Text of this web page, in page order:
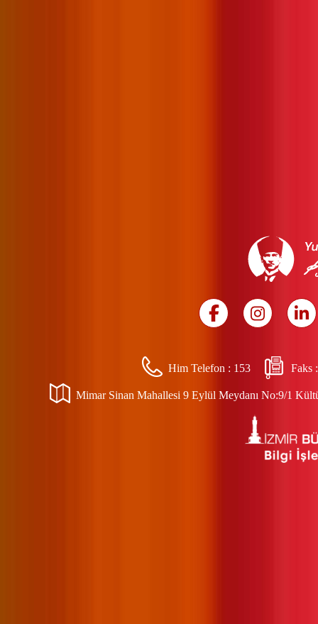
Him Telefon : 153 Faks
Mimar Sinan Mahallesi 9 Eylül Meydanı No:9/1